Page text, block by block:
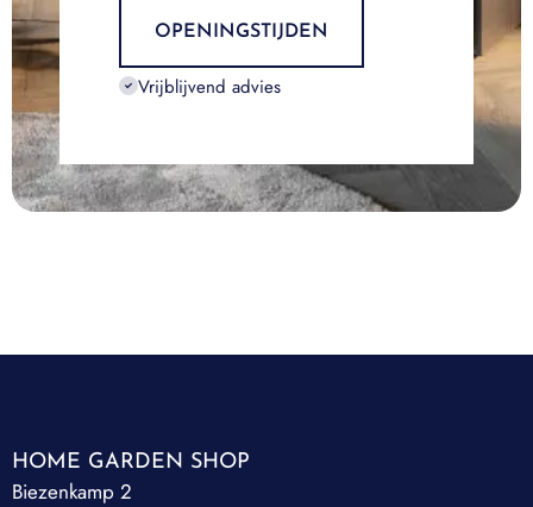
OPENINGSTIJDEN
Vrijblijvend advies
HOME GARDEN SHOP
Biezenkamp 2